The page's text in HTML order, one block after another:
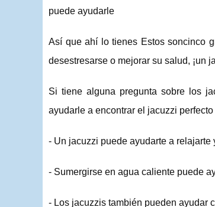
puede ayudarle
Así que ahí lo tienes Estos soncinco
desestresarse o mejorar su salud, ¡un
Si tiene alguna pregunta sobre los
ayudarle a encontrar el jacuzzi
- Un jacuzzi puede ayudarte a
- Sumergirse en agua caliente puede
- Los jacuzzis también pueden ayudar